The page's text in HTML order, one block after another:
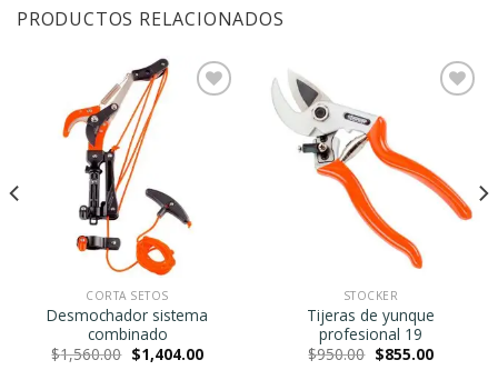
PRODUCTOS RELACIONADOS
CORTA SETOS
Desmochador sistema
combinado
$1,560.00 Original
price
$1,404.00Current
STOCKER
Tijeras de yunque
profesional 19
$950.00 Original
price
$855.00Current